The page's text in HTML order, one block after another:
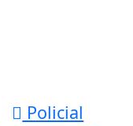
Policial